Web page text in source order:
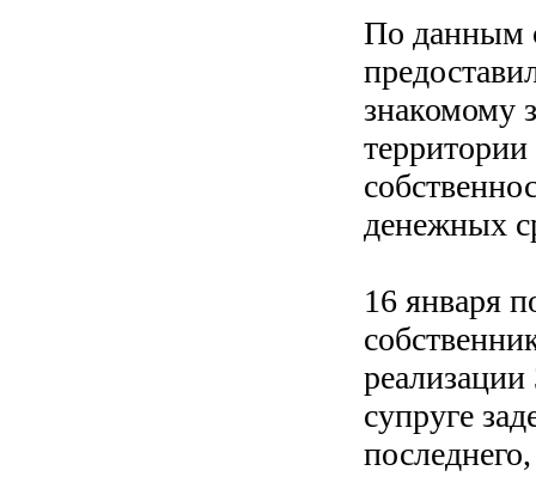
По данным
знакомому
денежных
16 января
супруге